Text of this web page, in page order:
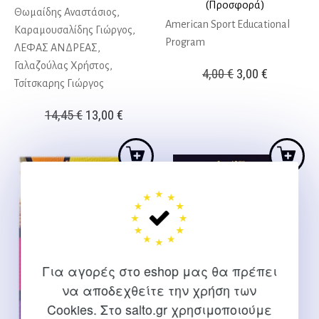
Για αγορές στο eshop μας θα πρέπει
να αποδεχθείτε την χρήση των
Cookies. Στο salto.gr χρησιμοποιούμε
Θωμαίδης Αναστάσιος,
Καραμουσαλίδης Γιώργος,
ΛΕΦΑΣ ΑΝΔΡΕΑΣ,
Γαλαζούλας Χρήστος,
Τσίτσκαρης Γιώργος
14,45€ Original
was:
13,00 €Η
τιμή
13,00 €.
(Προσφορά)
American Sport Educational
Program
4,00€ Original
3,00€
3,00 €.